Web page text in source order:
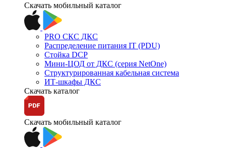
Скачать мобильный каталог
PRO СКС ДКС
Распределение питания IT (PDU)
Стойка DCP
Мини-ЦОД от ДКС (серия NetOne)
Структурированная кабельная система
ИТ-шкафы ДКС
Скачать каталог
Скачать мобильный каталог